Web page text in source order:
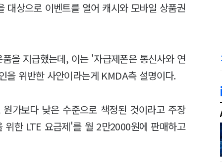
대상으로 이벤트를 열어 캐시와 모바일 상품권
을 지급했는데, 이는 '자급제폰은 통신사와 연
을 위반한 사안이라는게 KMDA측 설명이다.
가보다 낮은 수준으로 책정된 것이라고 주장
한 LTE 요금제'를 월 2만2000원에 판매하고